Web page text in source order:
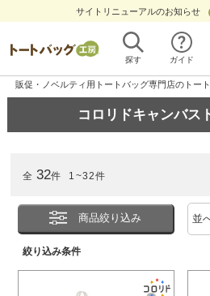
サイトリニューアルのお知らせ
探す ガイド
販促・ノベルティ用トートバッグ専門店のトー
コロリドキャンバス
全 32件 1~32件
商品絞り込み
絞り込み条件